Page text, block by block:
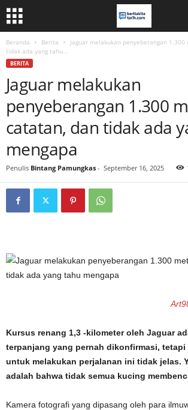
Beranda Berita
Jaguar melakukan penyeberangan
tidak ada yang tahu...
BERITA
Jaguar melakukan
penyeberangan 1.300
catatan, dan tidak ada
mengapa
Penulis Bintang Pamungkas - September 16, 2025
Kursus renang 1,3 -kilometer oleh Jaguar
terpanjang yang pernah dikonfirmasi, tetapi
untuk melakukan perjalanan ini tidak jelas.
adalah bahwa tidak semua kucing
Kamera fotografi yang dipasang oleh para